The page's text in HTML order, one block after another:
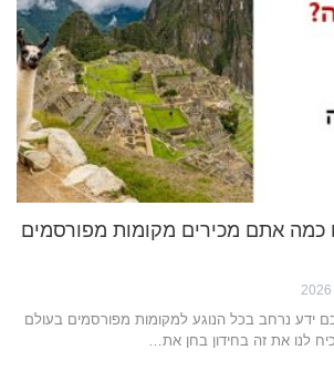
כמה אתם מכירים מקומות מפורסמים
ידע נרחב בכל הנוגע למקומות מפורסמים בעולם
לנו את זה בחידון בחן את…